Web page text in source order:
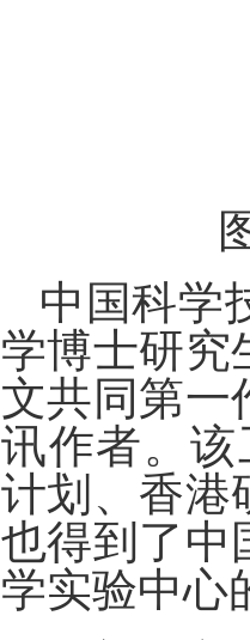
中国科学
学博士研究
文共同第一
讯作者。
计划、香港
也得到了中
学实验中心